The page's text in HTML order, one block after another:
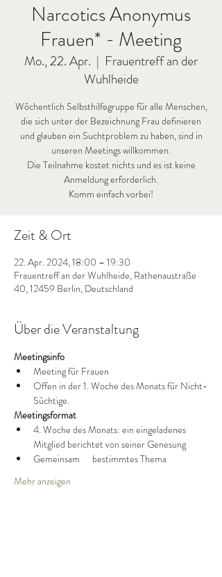
Narcotics Anonymus
Frauen* - Meeting
Mo., 22. Apr.
  |
Frauentreff an der
Wuhlheide
Wöchentlich Selbsthilfegruppe für alle Menschen,
die sich unter der Bezeichnung Frau definieren
und glauben ein Suchtproblem zu haben, sind in
unseren Meetings willkommen.
Die Teilnahme kostet nichts und es ist keine
Anmeldung erforderlich.
Komm einfach vorbei!
Zeit & Ort
22. Apr. 2024, 18:00 – 19:30
Frauentreff an der Wuhlheide, Rathenaustraße
40, 12459 Berlin, Deutschland
Über die Veranstaltung
Meetingsinfo
Meeting für Frauen
Offen in der 1. Woche des Monats für Nicht-
Süchtige.
Meetingsformat
4. Woche des Monats: ein eingeladenes
Mitglied berichtet von seiner Genesung
Gemeinsam      bestimmtes Thema
Mehr anzeigen